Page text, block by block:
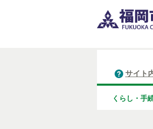
サイト
くらし・手